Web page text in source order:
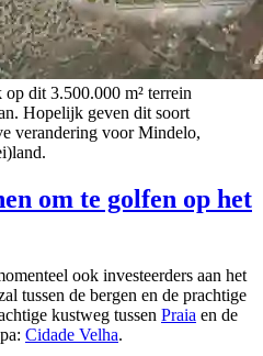
dit 3.500.000 m² terrein
Hopelijk geven dit soort
verandering voor Mindelo,
om te golfen op het
ook investeerders aan het
tussen de bergen en de prachtige
kustweg tussen Praia en de
Cidade Velha.